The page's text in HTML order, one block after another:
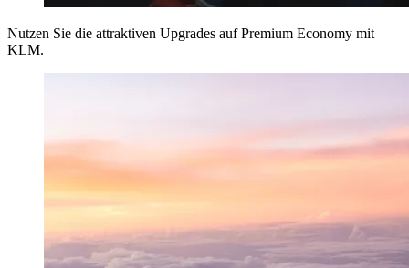
Nutzen Sie die attraktiven Upgrades auf Premium Economy mit
KLM.